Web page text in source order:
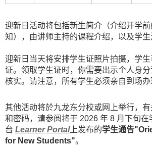
迎新日活动将包括新生简介（介绍开学
知），由讲师主持的课程介绍，以及学生
迎新日当天将安排学生证照片拍摄，学
证。领取学生证时，你需要出示个人身
核实。请注意，所有学生必须亲自到场办
其他活动将於九龙东分校或网上举行，
和密码，请参阅将于 2026 年 8 月下旬在
台 Learner Portal上发布的学生通告
for New Students"。